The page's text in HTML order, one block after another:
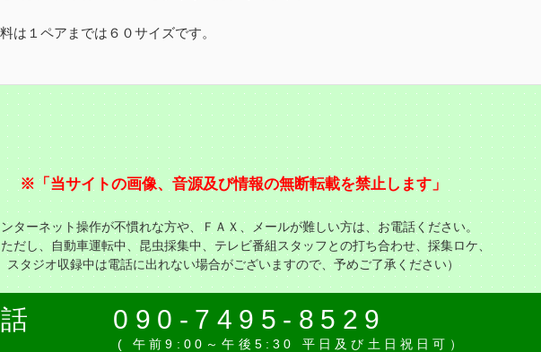
は１ペアまでは６０サイズです。
※「当サイトの画像、音源及び情報の無断転載を禁止します」
ターネット操作が不慣れな方や、ＦＡＸ、メールが難しい方は、お電話ください。
だし、自動車運転中、昆虫採集中、テレビ番組スタッフとの打ち合わせ、採集ロケ、
スタジオ収録中は電話に出れない場合がございますので、予めご了承ください）
090-7495-8529
( 午前9:00～午後5:30 平日及び土日祝日可）